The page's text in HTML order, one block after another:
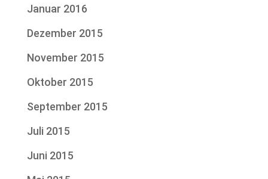
Januar 2016
Dezember 2015
November 2015
Oktober 2015
September 2015
Juli 2015
Juni 2015